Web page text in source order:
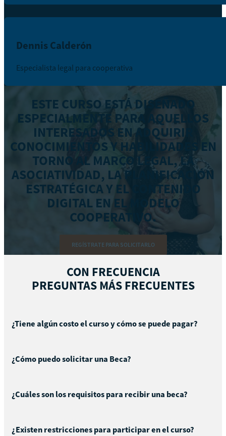
Dennis Calderón
Especialista legal para cooperativa
ESTE CURSO ESTÁ DISEÑADO
ESPECIALMENTE PARA AQUELLOS
INTERESADOS EN ADQUIRIR
CONOCIMIENTOS Y HABILIDADES EN
TORNO AL MARCO LEGAL, LA
ASOCIATIVIDAD, LA PLANIFICACIÓN
ESTRATÉGICA Y EL CONTENIDO
DIGITAL EN EL MODELO
COOPERATIVO.
REGÍSTRATE PARA SOLICITARLO
CON FRECUENCIA
PREGUNTAS MÁS FRECUENTES
¿Tiene algún costo el curso y cómo se puede pagar?
¿Cómo puedo solicitar una Beca?
¿Cuáles son los requisitos para recibir una beca?
¿Existen restricciones para participar en el curso?